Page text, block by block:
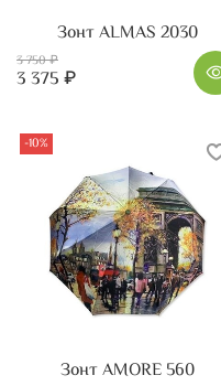
Зонт ALMAS 2030
3 750 ₽
3 375 ₽
-10%
Зонт AMORE 560